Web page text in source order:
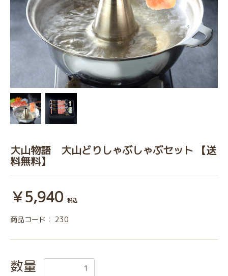
大山物語 大山どりしゃぶしゃぶセット 【送
料無料】
￥5,940 税込
商品コード： 230
数量